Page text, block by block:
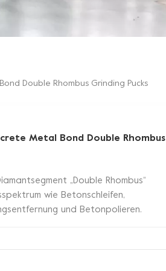
Double Rhombus Grinding Pucks
Metal Bond Double Rhombus
„Double Rhombus“
wie Betonschleifen,
und Betonpolieren.